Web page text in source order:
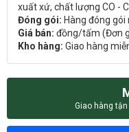
xuất xứ, chất lượng CO -
Đóng gói: Hàng đóng
Giá bán: đồng/tấm (Đơn
Kho hàng: Giao hàng
Giao hàng